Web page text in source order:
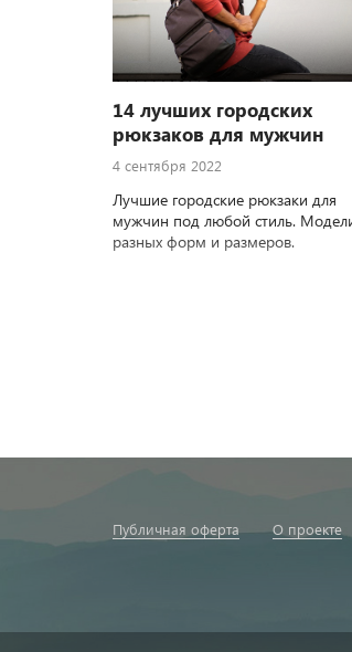
14 лучших городских
рюкзаков для мужчин
4 сентября 2022
Лучшие городские рюкзаки для
мужчин под любой стиль.
разных форм и размеров.
Публичная оферта О проекте